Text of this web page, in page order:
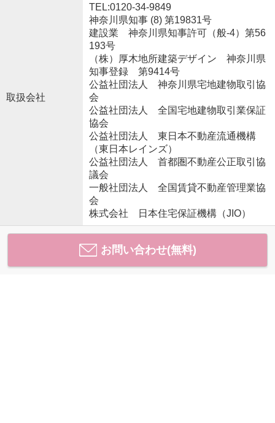
取扱会社
TEL:0120-34-9849
神奈川県知事 (8) 第19831号
建設業 神奈川県知事許可（般-4）第56
193号
（株）厚木地所建築デザイン 神奈川県
知事登録 第9414号
公益社団法人 神奈川県宅地建物取引協
会
公益社団法人 全国宅地建物取引業保証
協会
公益社団法人 東日本不動産流通機構
（東日本レインズ）
公益社団法人 首都圏不動産公正取引協
議会
一般社団法人 全国賃貸不動産管理業協
会
株式会社 日本住宅保証機構（JIO）
お問い合わせ(無料)